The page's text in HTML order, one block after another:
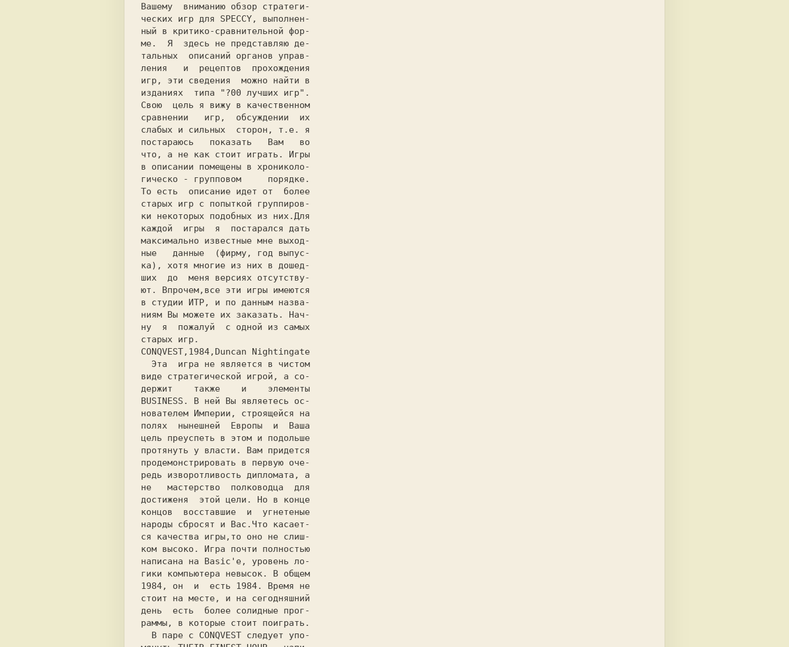
Вашему  вниманию обзор стратеги-
ческих игр для SPECCY, выполнен-
ный в критико-сравнительной фор-
ме.  Я  здесь не представляю де-
тальных  описаний органов управ-
ления   и  рецептов  прохождения
игр, эти сведения  можно найти в
изданиях  типа "?00 лучших игр".
Свою  цель я вижу в качественном
сравнении   игр,  обсуждении  их
слабых и сильных  сторон, т.е. я
постараюсь   показать   Вам   во
что, а не как стоит играть. Игры
в описании помещены в хрониколо-
гическо - групповом     порядке.
То есть  описание идет от  более
старых игр с попыткой группиров-
ки некоторых подобных из них.Для
каждой  игры  я  постарался дать
максимально известные мне выход-
ные   данные  (фирму, год выпус-
ка), хотя многие из них в дошед-
ших  до  меня версиях отсутству-
ют. Впрочем,все эти игры имеются
в студии ИТР, и по данным назва-
ниям Вы можете их заказать. Нач-
ну  я  пожалуй  с одной из самых
виде стратегической игрой, а со-
BUSINESS . В ней Вы являетесь ос-
нователем Империи, строящейся на
полях  нынешней  Европы  и  Ваша
цель преуспеть в этом и подольше
протянуть у власти. Вам придется
продемонстрировать в первую оче-
редь изворотливость дипломата, а
не   мастерство  полководца  для
достиженя  этой цели. Но в конце
концов  восставшие  и  угнетеные
народы сбросят и Вас.Что касает-
ся качества игры,то оно не слиш-
ком высоко. Игра почти полностью
написана на Basic'e, уровень ло-
гики компьютера невысок. В общем
1984, он  и  есть 1984. Время не
стоит на месте, и на сегодняшний
день  есть  более солидные прог-
раммы, в которые стоит поиграть.